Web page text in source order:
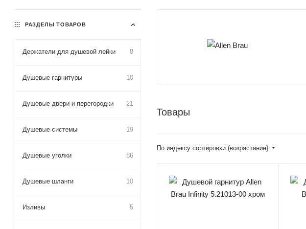
Товары
По индексу сортировки (возрастание)
РАЗДЕЛЫ ТОВАРОВ
Держатели для душевой лейки 8
Душевые гарнитуры 10
Душевые двери и перегородки 21
Душевые системы 19
Душевые уголки 86
Душевые шланги 10
Изливы 5